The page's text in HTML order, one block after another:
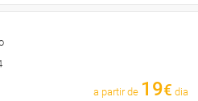
a partir de 19€ dia